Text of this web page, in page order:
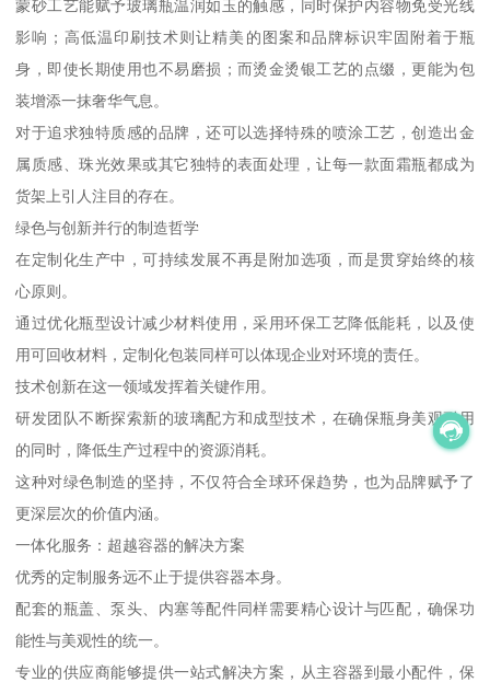
蒙砂工艺能赋予玻璃瓶温润如玉的触感，同时保护内容物免受光线
影响；高低温印刷技术则让精美的图案和品牌标识牢固附着于瓶
身，即使长期使用也不易磨损；而烫金烫银工艺的点缀，更能为包
装增添一抹奢华气息。
对于追求独特质感的品牌，还可以选择特殊的喷涂工艺，创造出金
属质感、珠光效果或其它独特的表面处理，让每一款面霜瓶都成为
货架上引人注目的存在。
绿色与创新并行的制造哲学
在定制化生产中，可持续发展不再是附加选项，而是贯穿始终的核
心原则。
通过优化瓶型设计减少材料使用，采用环保工艺降低能耗，以及使
用可回收材料，定制化包装同样可以体现企业对环境的责任。
技术创新在这一领域发挥着关键作用。
研发团队不断探索新的玻璃配方和成型技术，在确保瓶身美观耐用
的同时，降低生产过程中的资源消耗。
这种对绿色制造的坚持，不仅符合全球环保趋势，也为品牌赋予了
更深层次的价值内涵。
一体化服务：超越容器的解决方案
优秀的定制服务远不止于提供容器本身。
配套的瓶盖、泵头、内塞等配件同样需要精心设计与匹配，确保功
能性与美观性的统一。
专业的供应商能够提供一站式解决方案，从主容器到最小配件，保